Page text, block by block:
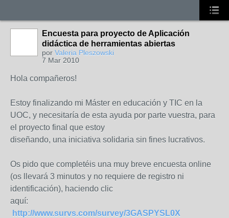
Encuesta para proyecto de Aplicación
didáctica de herramientas abiertas
por Valeria Pleszowski
7 Mar 2010
Hola compañeros!
Estoy finalizando mi Máster en educación y TIC en la
UOC, y necesitaría de esta ayuda por parte vuestra, para
el proyecto final que estoy
diseñando, una iniciativa solidaria sin fines lucrativos.
Os pido que completéis una muy breve encuesta online
(os llevará 3 minutos y no requiere de registro ni
identificación), haciendo clic
aquí:
http://www.survs.com/survey/3GASPYSL0X